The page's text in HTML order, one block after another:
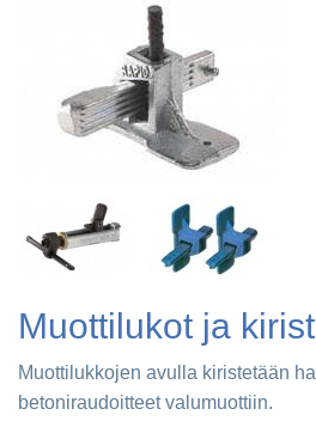
Muottilukot ja
Muottilukkojen avulla kiristetään
betoniraudoitteet valumuottiin.